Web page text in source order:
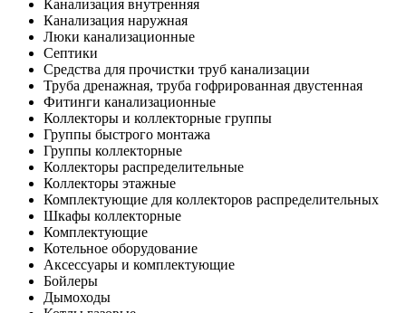
Канализация внутренняя
Канализация наружная
Люки канализационные
Септики
Средства для прочистки труб канализации
Труба дренажная, труба гофрированная двустенная
Фитинги канализационные
Коллекторы и коллекторные группы
Группы быстрого монтажа
Группы коллекторные
Коллекторы распределительные
Коллекторы этажные
Комплектующие для коллекторов распределительных
Шкафы коллекторные
Комплектующие
Котельное оборудование
Аксессуары и комплектующие
Бойлеры
Дымоходы